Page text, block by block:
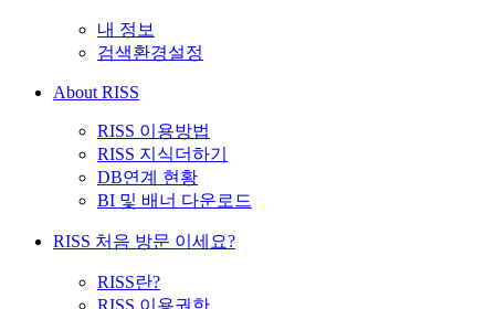
내 정보
검색환경설정
About RISS
RISS 이용방법
RISS 지식더하기
DB연계 현황
BI 및 배너 다운로드
RISS 처음 방문 이세요?
RISS란?
RISS 이용권한